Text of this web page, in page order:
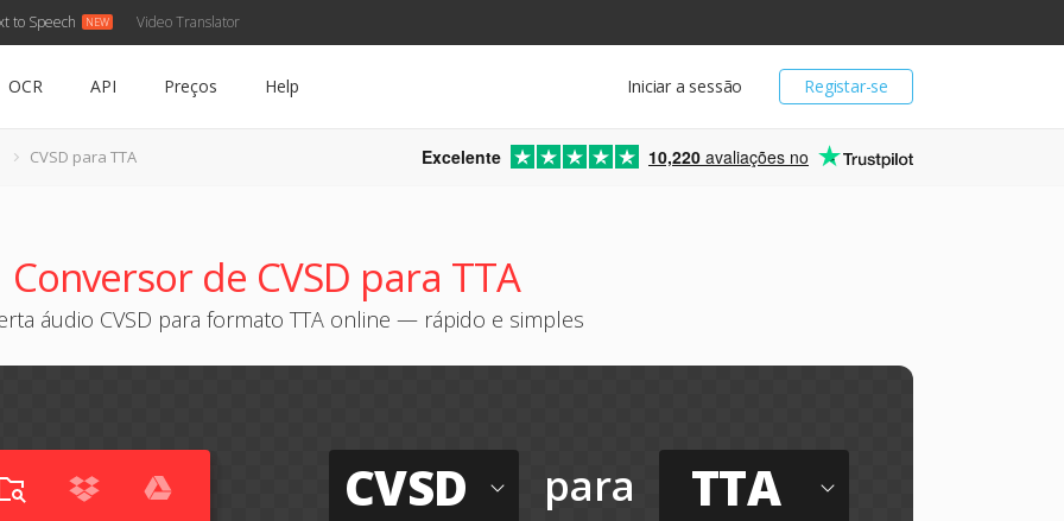
to Speech Video Translator
Registar-se
Iniciar a sessão
OCR API Preços Help
CVSD para TTA Excelente 10,220 avaliações no
Conversor de CVSD para TTA
áudio CVSD para formato TTA online — rápido e simples
CVSD para TTA